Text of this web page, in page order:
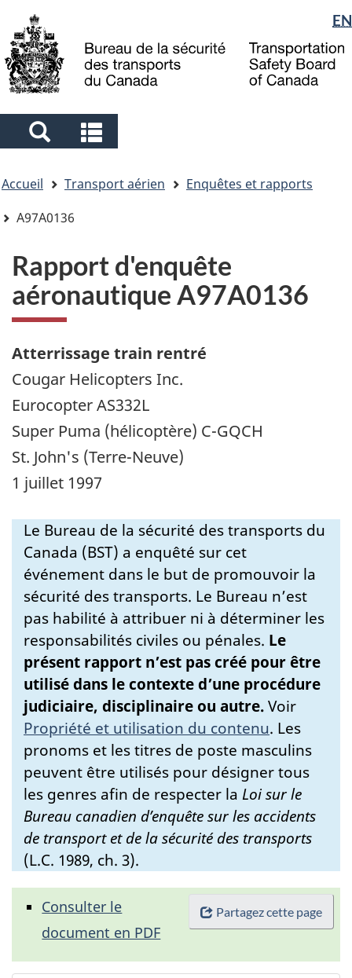
to
main
to
"About
government"
à
la
Sélection
de
la
langue
EN
Search
and
menus
and
menus
êtes
ici
Accueil Transport aérien
Enquêtes et rapports
A97A0136
Rapport d'enquête
aéronautique A97A0136
Atterrissage train rentré
Cougar Helicopters Inc.
Eurocopter AS332L
Super Puma (hélicoptère) C-GQCH
St. John's (Terre-Neuve)
1 juillet 1997
Le Bureau de la sécurité des transports du
Canada (BST) a enquêté sur cet
événement dans le but de promouvoir la
sécurité des transports. Le Bureau n’est
pas habilité à attribuer ni à déterminer les
responsabilités civiles ou pénales. Le
présent rapport n’est pas créé pour être
utilisé dans le contexte d’une procédure
judiciaire, disciplinaire ou autre.Voir
Propriété et utilisation du contenu. Les
pronoms et les titres de poste masculins
peuvent être utilisés pour désigner tous
les genres afin de respecter la Loi sur le
Bureau canadien d’enquête sur les accidents
de transport et de la sécurité des transports
(L.C. 1989, ch. 3).
Partagez cette page
Consulter le
document en PDF